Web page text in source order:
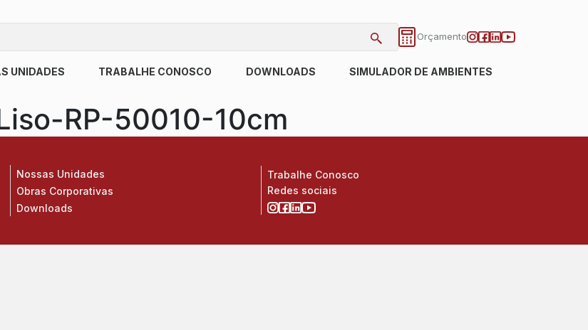
Orçamento
UNIDADES TRABALHE CONOSCO DOWNLOADS SIMULADOR DE AMBIENTES
RP-50010-10cm
Nossas Unidades
Obras Corporativas
Downloads
Trabalhe Conosco
Redes sociais